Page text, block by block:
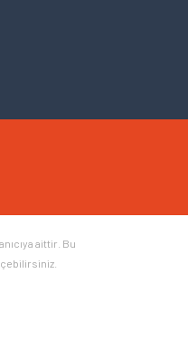
aittir. Bu